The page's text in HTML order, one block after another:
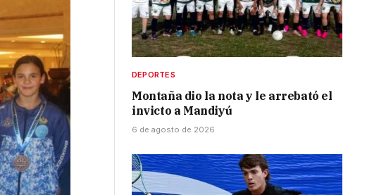
DEPORTES
Montaña dio la nota y le arrebató el
invicto a Mandiyú
6 de agosto de 2026